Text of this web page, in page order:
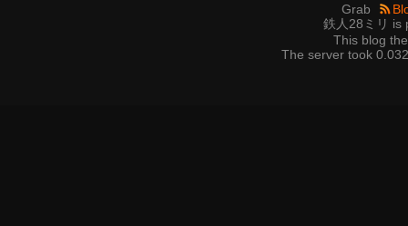
Grab
鉄人28ミリ
This blog
The server took